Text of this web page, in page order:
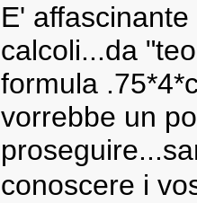
E'
calcoli...da
formula
vorrebbe un
conoscere i